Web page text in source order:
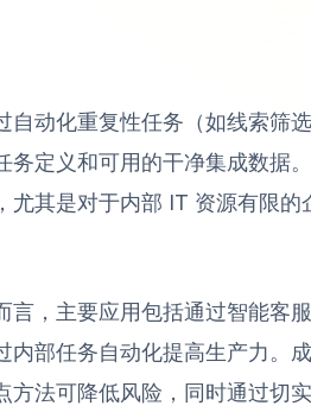
自动化重复性任务（如线索筛
务定义和可用的干净集成数据
尤其是对于内部 IT 资源有限
言，主要应用包括通过智能客
内部任务自动化提高生产力。
方法可降低风险，同时通过切